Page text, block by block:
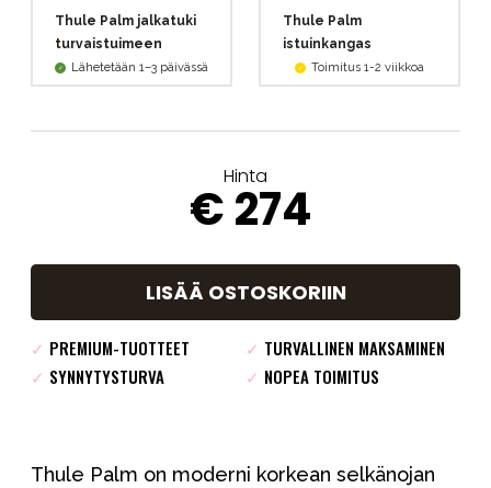
Thule Palm jalkatuki
turvaistuimeen
Lähetetään 1–3 päivässä
Thule Palm
istuinkangas
Toimitus 1-2 viikkoa
Hinta
€ 274
LISÄÄ OSTOSKORIIN
✓ PREMIUM-TUOTTEET ✓ TURVALLINEN MAKSAMINEN
✓ SYNNYTYSTURVA ✓ NOPEA TOIMITUS
Thule Palm on moderni korkean selkänojan